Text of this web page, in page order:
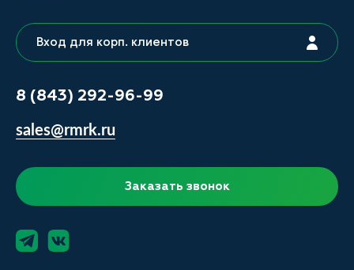
Вход для корп. клиентов
8 (843) 292-96-99
sales@rmrk.ru
Заказать звонок